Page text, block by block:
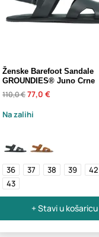
Ženske Barefoot Sandale
GROUNDIES® Juno Crne
110,0 €77,0 €
Na zalihi
36 37 38 39
42
43
+ Stavi u košaricu